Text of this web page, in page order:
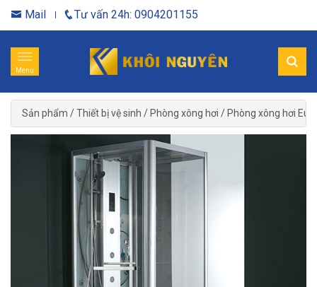
Mail Tư vấn 24h: 0904201155
Menu
Sản phẩm /Thiết bị vệ sinh / Phòng xông hơi / Phòng xông hơi